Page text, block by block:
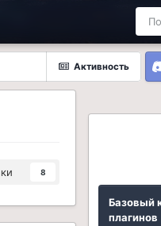
Активность
8
Базовый
плагинов